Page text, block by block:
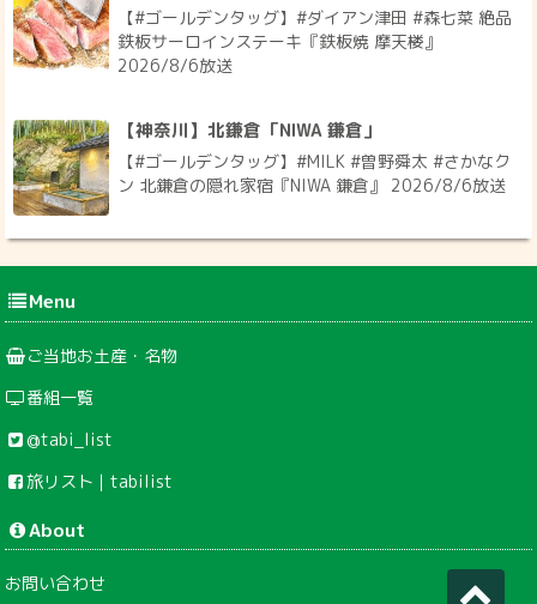
【#ゴールデンタッグ】#ダイアン津田 #森七菜 絶品
鉄板サーロインステーキ『鉄板焼 摩天楼』
2026/8/6放送
【神奈川】北鎌倉「NIWA 鎌倉」
【#ゴールデンタッグ】#MILK #曽野舜太 #さかなク
ン 北鎌倉の隠れ家宿『NIWA 鎌倉』 2026/8/6放送
Menu
ご当地お土産・名物
番組一覧
@tabi_list
旅リスト｜tabilist
About
お問い合わせ